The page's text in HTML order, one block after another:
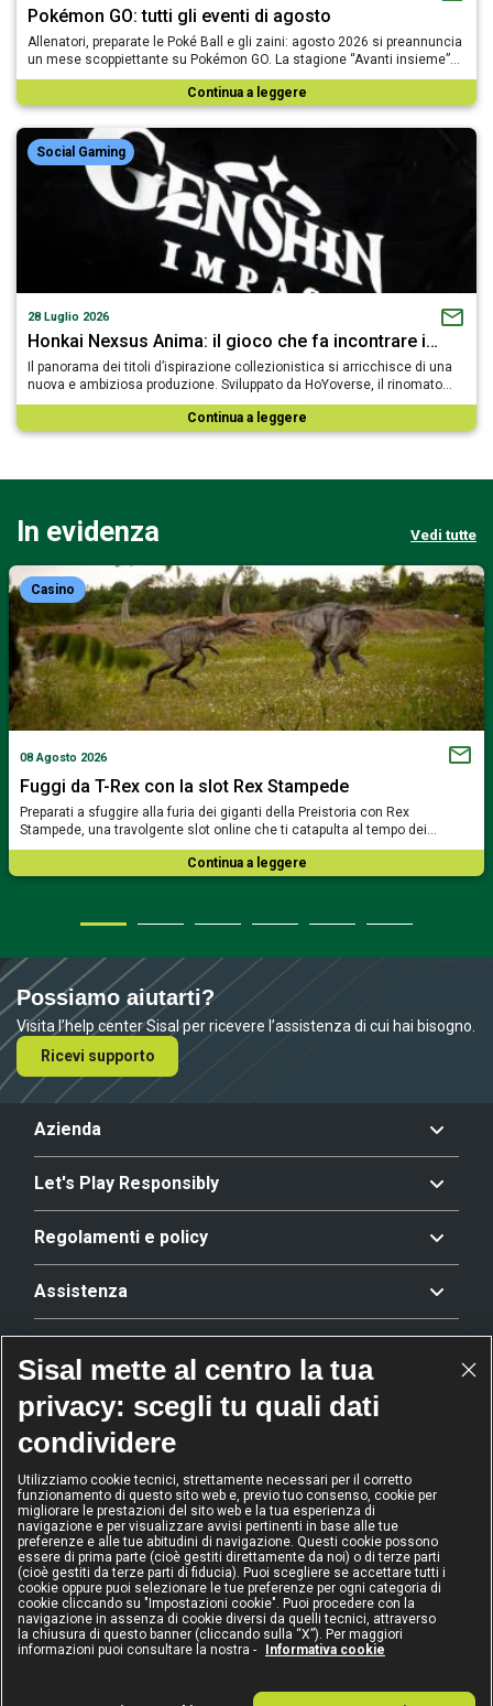
Pokémon GO: tutti gli eventi di agosto
Allenatori, preparate le Poké Ball e gli zaini: agosto 2026 si preannuncia
un mese scoppiettante su Pokémon GO. La stagione “Avanti insieme”…
Continua a leggere
Social Gaming
28 Luglio 2026
Honkai Nexsus Anima: il gioco che fa incontrare i…
Il panorama dei titoli d’ispirazione collezionistica si arricchisce di una
nuova e ambiziosa produzione. Sviluppato da HoYoverse, il rinomato…
Continua a leggere
In evidenza Vedi tutte
Casino
08 Agosto 2026
Fuggi da T-Rex con la slot Rex Stampede
Preparati a sfuggire alla furia dei giganti della Preistoria con Rex
Stampede, una travolgente slot online che ti catapulta al tempo dei…
Continua a leggere
Possiamo aiutarti?
Visita l’help center Sisal per ricevere l’assistenza di cui hai bisogno.
Ricevi supporto
Azienda
Let's Play Responsibly
Regolamenti e policy
Assistenza
Riconoscimenti
2024
Operatore
dell'anno
2024
Operatore
Scommesse
sportive
2024
Operatore di
gioco sicuro
2024
Diversity &
Inclusion
IL GIOCO È VIETATO AI MINORI
Sisal Italia S.p.A. - Via Ugo Bassi 6, 20159 Milano - P.I. 02433760135 - Conc.
Sisal mette al centro la tua
privacy: scegli tu quali dati
condividere
Utilizziamo cookie tecnici, strettamente necessari per il corretto
funzionamento di questo sito web e, previo tuo consenso, cookie per
migliorare le prestazioni del sito web e la tua esperienza di
navigazione e per visualizzare avvisi pertinenti in base alle tue
preferenze e alle tue abitudini di navigazione. Questi cookie possono
essere di prima parte (cioè gestiti direttamente da noi) o di terze parti
(cioè gestiti da terze parti di fiducia). Puoi scegliere se accettare tutti i
cookie oppure puoi selezionare le tue preferenze per ogni categoria di
cookie cliccando su "Impostazioni cookie". Puoi procedere con la
navigazione in assenza di cookie diversi da quelli tecnici, attraverso
la chiusura di questo banner (cliccando sulla “X”). Per maggiori
informazioni puoi consultare la nostra -
Informativa cookie